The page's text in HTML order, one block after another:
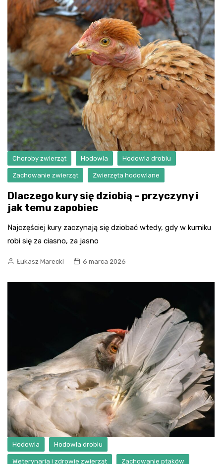
Choroby zwierząt Hodowla Hodowla drobiu
Zachowanie zwierząt Zwierzęta hodowlane
Dlaczego kury się dziobią – przyczyny i
jak temu zapobiec
Najczęściej kury zaczynają się dziobać wtedy, gdy w kurniku
robi się za ciasno, za jasno
Łukasz Marecki 6 marca 2026
Hodowla Hodowla drobiu
Weterynaria i zdrowie zwierząt Zachowanie ptaków